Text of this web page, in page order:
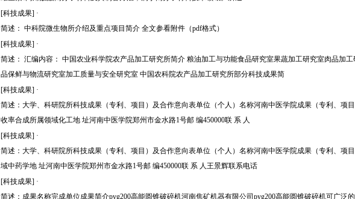
[科技成果] ·
简述： 中科院微生物所介绍及重点项目简介 全文参看附件（pdf格式）
[科技成果] ·
简述： 汇编内容： 中国农业科学院农产品加工研究所简介 粮油加工与功能食品研究室果蔬加工研究室肉品加
品保鲜与物流研究室加工质量与安全研究室 中国农科院农产品加工研究所部分科技成果简
[科技成果] ·
简述：大学、科研院所科技成果（专利、项目）及合作意向表单位（个人）名称河南中医学院成果（专利、项
收率合成所属领域化工地 址河南中医学院郑州市金水路1号邮 编450000联 系 人
[科技成果] ·
简述：大学、科研院所科技成果（专利、项目）及合作意向表单位（个人）名称河南中医学院成果（专利、项
域中药学地 址河南中医学院郑州市金水路1号邮 编450000联 系 人王景辉联系电话
[科技成果] ·
简述：成果名称完成单位成果简介pyg200高能圆锥破碎机河南焦矿机器有限公司pyg200高能圆锥破碎机可广泛